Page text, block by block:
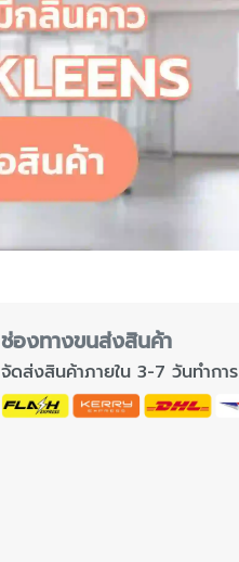
ช่องทางขนส่งสินค้า
จัดส่งสินค้าภายใน 3-7 วันทำการ